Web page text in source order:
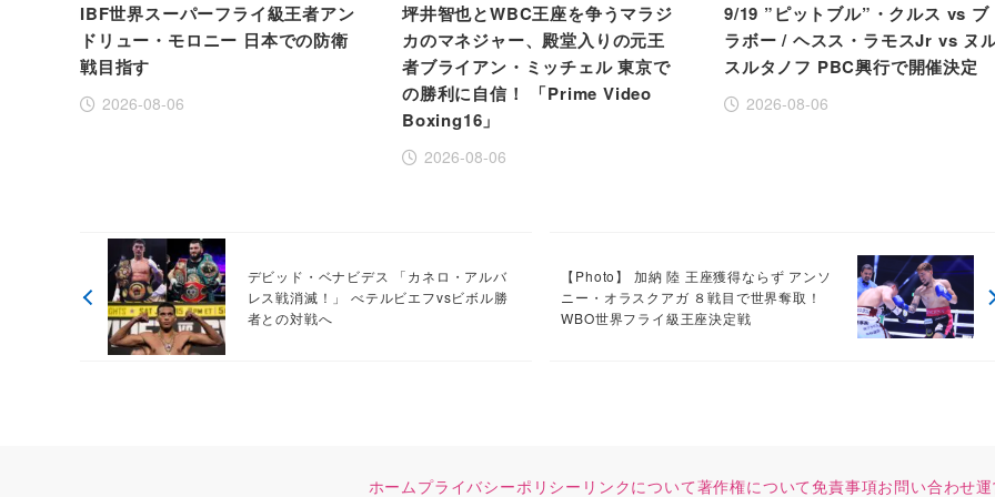
IBF世界スーパーフライ級王者アン
ドリュー・モロニー 日本での防衛
戦目指す
2026-08-06
坪井智也とWBC王座を争うマラジ
カのマネジャー、殿堂入りの元王
者ブライアン・ミッチェル 東京で
の勝利に自信！ 「Prime Video
Boxing16」
2026-08-06
9/19 ”ピットブル”・クルス vs ブ
ラボー / ヘスス・ラモスJr vs ヌ
スルタノフ PBC興行で開催決定
2026-08-06
デビッド・ベナビデス 「カネロ・アルバ
レス戦消滅！」 べテルビエフvsビボル勝
者との対戦へ
【Photo】 加納 陸 王座獲得ならず アンソ
ニー・オラスクアガ ８戦目で世界奪取！
WBO世界フライ級王座決定戦
ホーム プライバシーポリシー リンクについて著作権について免責事項お問い合わせ